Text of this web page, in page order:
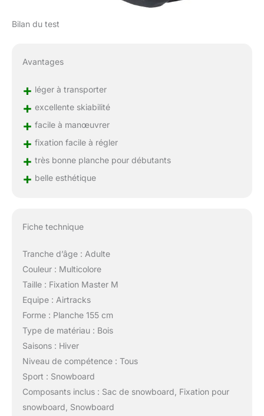
Bilan du test
Avantages
+ léger à transporter
+ excellente skiabilité
+ facile à manœuvrer
+ fixation facile à régler
+ très bonne planche pour débutants
+ belle esthétique
Fiche technique
Tranche d’âge : Adulte
Couleur : Multicolore
Taille : Fixation Master M
Equipe : Airtracks
Forme : Planche 155 cm
Type de matériau : Bois
Saisons : Hiver
Niveau de compétence : Tous
Sport : Snowboard
Composants inclus : Sac de snowboard, Fixation pour
snowboard, Snowboard